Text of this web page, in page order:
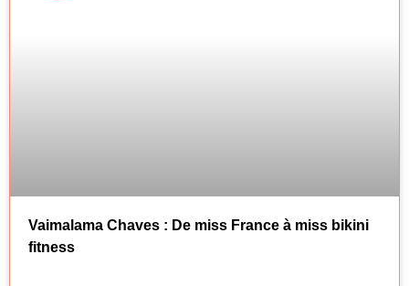
Vaimalama Chaves : De miss France à miss bikini
fitness